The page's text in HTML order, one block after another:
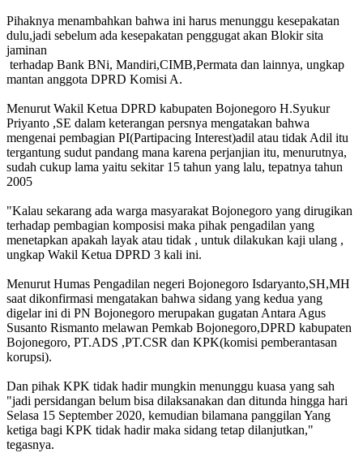
Pihaknya menambahkan bahwa ini harus menunggu kesepakatan
dulu,jadi sebelum ada kesepakatan penggugat akan Blokir sita
jaminan
terhadap Bank BNi, Mandiri,CIMB,Permata dan lainnya, ungkap
mantan anggota DPRD Komisi A.
Menurut Wakil Ketua DPRD kabupaten Bojonegoro H.Syukur
Priyanto ,SE dalam keterangan persnya mengatakan bahwa
mengenai pembagian PI(Partipacing Interest)adil atau tidak Adil itu
tergantung sudut pandang mana karena perjanjian itu, menurutnya,
sudah cukup lama yaitu sekitar 15 tahun yang lalu, tepatnya tahun
2005
"Kalau sekarang ada warga masyarakat Bojonegoro yang dirugikan
terhadap pembagian komposisi maka pihak pengadilan yang
menetapkan apakah layak atau tidak , untuk dilakukan kaji ulang ,
ungkap Wakil Ketua DPRD 3 kali ini.
Menurut Humas Pengadilan negeri Bojonegoro Isdaryanto,SH,MH
saat dikonfirmasi mengatakan bahwa sidang yang kedua yang
digelar ini di PN Bojonegoro merupakan gugatan Antara Agus
Susanto Rismanto melawan Pemkab Bojonegoro,DPRD kabupaten
Bojonegoro, PT.ADS ,PT.CSR dan KPK(komisi pemberantasan
korupsi).
Dan pihak KPK tidak hadir mungkin menunggu kuasa yang sah
"jadi persidangan belum bisa dilaksanakan dan ditunda hingga hari
Selasa 15 September 2020, kemudian bilamana panggilan Yang
ketiga bagi KPK tidak hadir maka sidang tetap dilanjutkan,"
tegasnya.